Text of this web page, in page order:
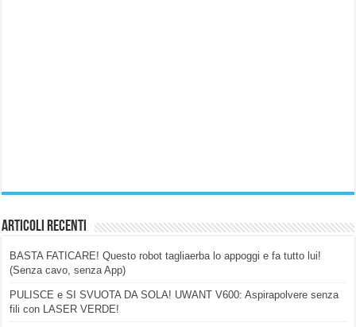
Articoli Recenti
BASTA FATICARE! Questo robot tagliaerba lo appoggi e fa tutto lui!
(Senza cavo, senza App)
PULISCE e SI SVUOTA DA SOLA! UWANT V600: Aspirapolvere senza
fili con LASER VERDE!